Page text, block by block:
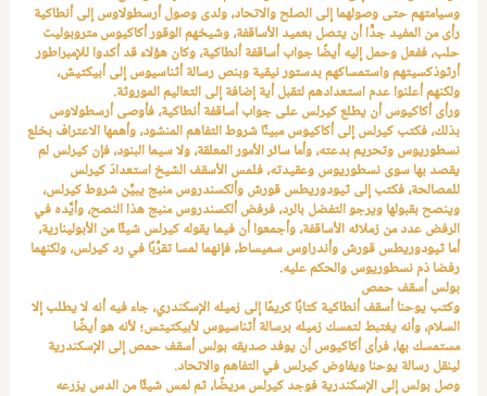
وسيامتهم حتى وصولهما إلى الصلح والاتحاد، ولدى وصول أرسطولاوس إلى أنطاكية
رأى من المفيد جدًّا أن يتصل بعميد الأساقفة، وشيخهم الوقور أكاكيوس متروبوليت
حلب، ففعل وحمل إليه أيضًا جواب أساقفة أنطاكية، وكان هؤلاء قد أكدوا للإمبراطور
أرثوذكسيتهم واستمساكهم بدستور نيقية وبنص رسالة أثناسيوس إلى أبيكتيش،
ولكنهم أعلنوا عدم استعدادهم لتقبل أية إضافة إلى التعاليم الموروثة.
ورأى أكاكيوس أن يطلع كيرلس على جواب أساقفة أنطاكية، فأوصى أرسطولاوس
بذلك، فكتب كيرلس إلى أكاكيوس مبينًا شروط التفاهم المنشود، وأهمها الاعتراف بخلع
نسطوريوس وتحريم بدعته، وأما سائر الأمور المعلقة، ولا سيما البنود، فإن كيرلس لم
يقصد بها سوى نسطوريوس وعقيدته، فلمس الأسقف الشيخ استعدادَ كيرلس
للمصالحة، فكتب إلى ثيودوريطس قورش وألكسندروس منبج يبيِّن شروط كيرلس،
وينصح بقبولها ويرجو التفضل بالرد، فرفض ألكسندروس منبج هذا النصح، وأيَّده في
الرفض عدد من زملائه الأساقفة، وأجمعوا أن فيما يقوله كيرلس شيئًا من الأبولينارية،
أما ثيودوريطس قورش وأندراوس سميساط، فإنهما لمسا تقرُّبًا في رد كيرلس، ولكنهما
رفضا ذم نسطوريوس والحكم عليه.
بولس أسقف حمص
وكتب يوحنا أسقف أنطاكية كتابًا كريمًا إلى زميله الإسكندري، جاء فيه أنه لا يطلب إلا
السلام، وأنه يغتبط لتمسك زميله برسالة أثناسيوس لأبيكتيتس؛ لأنه هو أيضًا
مستمسك بها، فرأى أكاكيوس أن يوفد صديقه بولس أسقف حمص إلى الإسكندرية
لينقل رسالة يوحنا ويفاوض كيرلس في التفاهم والاتحاد.
وصل بولس إلى الإسكندرية فوجد كيرلس مريضًا، ثم لمس شيئًا من الدس يزرعه